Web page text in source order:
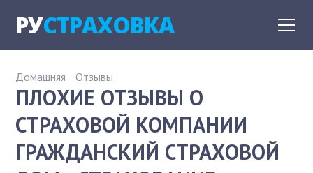
РУСТРАХОВКА
Домашняя Отзывы
ПЛОХИЕ ОТЗЫВЫ О
СТРАХОВОЙ КОМПАНИИ
ГРАЖДАНСКИЙ СТРАХОВОЙ